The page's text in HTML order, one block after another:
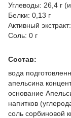
Углеводы: 26,4 г
Белки: 0,13 г
Активный
Соль: 0 г
Состав:
вода
апельсина
основание
напитков
соль сорбиновой